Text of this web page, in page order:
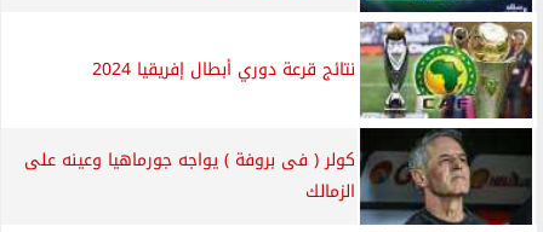
نتائج قرعة دوري أبطال إفريقيا 2024
كولر ( فى بروفة ) يواجه جورماهيا وعينه على
الزمالك